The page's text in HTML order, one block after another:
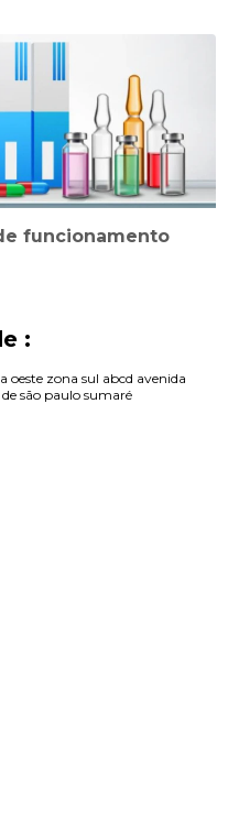
funcionamento
:
oeste zona sul abcd avenida
são paulo sumaré